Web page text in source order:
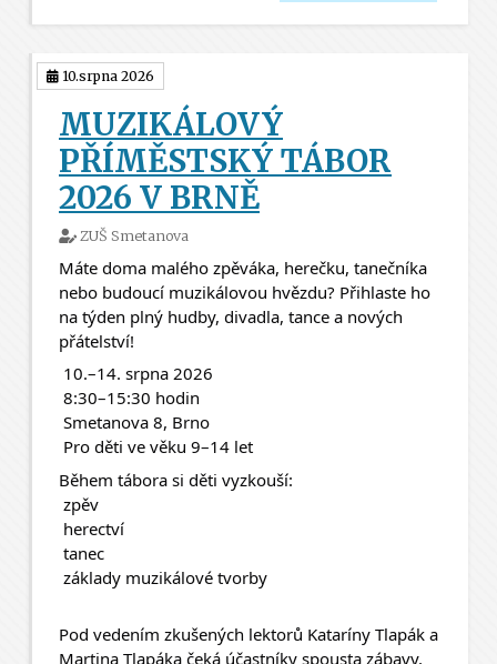
10.srpna 2026
MUZIKÁLOVÝ
PŘÍMĚSTSKÝ TÁBOR
2026 V BRNĚ
ZUŠ Smetanova
Máte doma malého zpěváka, herečku, tanečníka
nebo budoucí muzikálovou hvězdu? Přihlaste ho
na týden plný hudby, divadla, tance a nových
přátelství!
10.–14. srpna 2026
8:30–15:30 hodin
Smetanova 8, Brno
Pro děti ve věku 9–14 let
Během tábora si děti vyzkouší:
zpěv
herectví
tanec
základy muzikálové tvorby
Pod vedením zkušených lektorů Kataríny Tlapák a
Martina Tlapáka čeká účastníky spousta zábavy,